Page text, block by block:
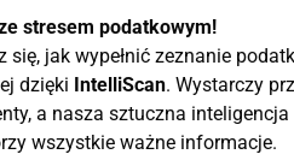
stresem podatkowym!
się, jak wypełnić zeznanie
dzięki IntelliScan. Wystarczy
a nasza sztuczna
wszystkie ważne informacje.